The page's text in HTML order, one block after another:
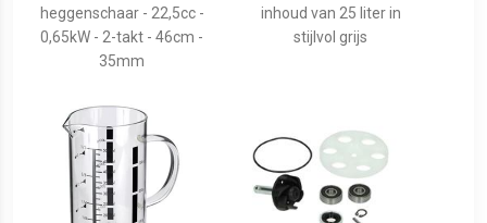
heggenschaar - 22,5cc -
0,65kW - 2-takt - 46cm -
35mm
inhoud van 25 liter in
stijlvol grijs